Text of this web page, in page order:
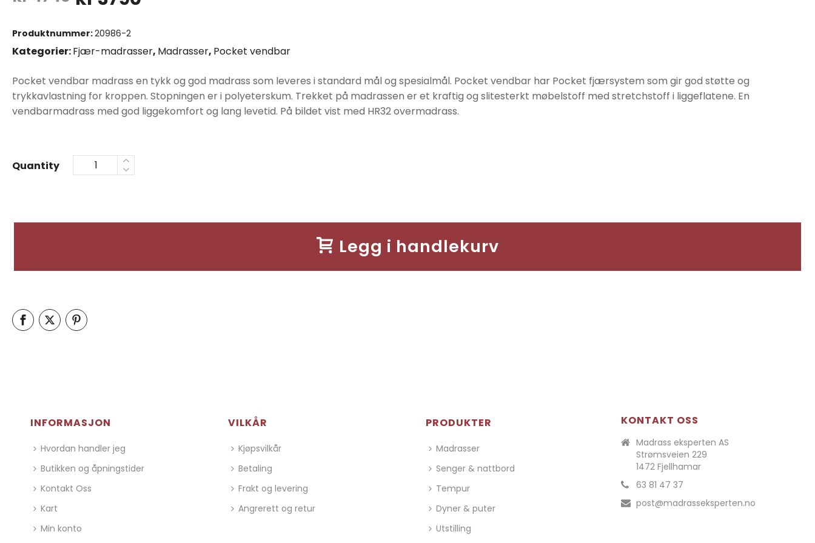
pris
var:
kr4740.
er:
kr3790.
Produktnummer:20986-2
Kategorier:Fjær-madrasser, Madrasser, Pocket vendbar
Pocket vendbar madrass en tykk og god madrass som leveres i standard mål og spesialmål. Pocket vendbar har Pocket fjærsystem som gir god støtte og
trykkavlastning for kroppen. Stopningen er i polyeterskum. Trekket på madrassen er et kraftig og slitesterkt møbelstoff med stretchstoff i liggeflatene. En
vendbarmadrass med god liggekomfort og lang levetid. På bildet vist med HR32 overmadrass.
Quantity
Legg i handlekurv
INFORMASJON
Hvordan handler jeg
Butikken og åpningstider
Kontakt Oss
Kart
Min konto
VILKÅR
Kjøpsvilkår
Betaling
Frakt og levering
Angrerett og retur
PRODUKTER
Madrasser
Senger & nattbord
Tempur
Dyner & puter
Utstilling
KONTAKT OSS
Madrass eksperten AS
Strømsveien 229
1472 Fjellhamar
63 81 47 37
post@madrasseksperten.no